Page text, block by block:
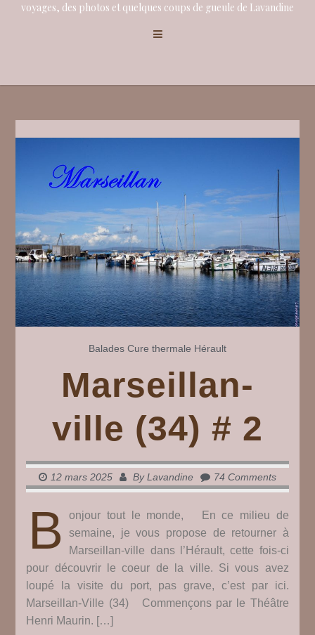
voyages, des photos et quelques coups de gueule de Lavandine
Balades Cure thermale Hérault
Marseillan-
ville (34) # 2
12 mars 2025 ByLavandine 74 Comments
B
onjour tout le monde, En ce milieu de
semaine, je vous propose de retourner à
Marseillan-ville dans l’Hérault, cette fois-ci
pour découvrir le coeur de la ville. Si vous avez
loupé la visite du port, pas grave, c’est par ici.
Marseillan-Ville (34) Commençons par le Théâtre
Henri Maurin. […]